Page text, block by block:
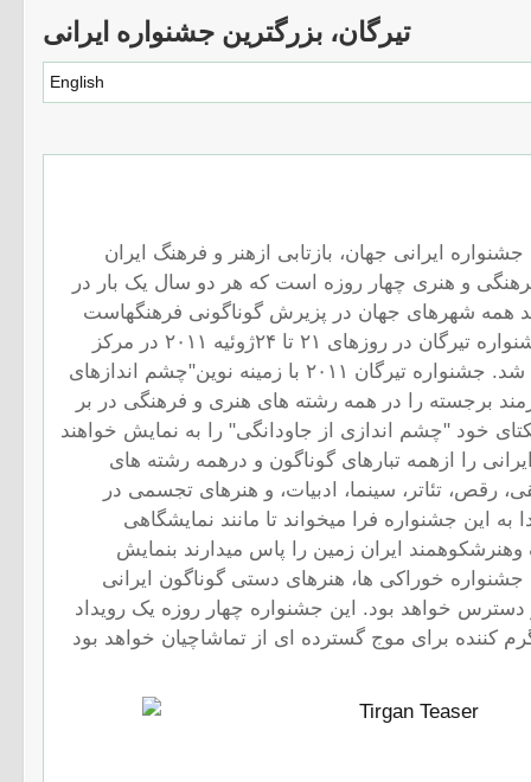
تیرگان، بزرگترین جشنواره ایرانی
English
ایرانی جهان، بازتابی ازهنر و فرهنگ ایران
و هنری چهار روزه است که هر دو سال یک بار در
همه شهرهای جهان در پزیرش گوناگونی فرهنگهاست
برگزار میشود. دور دوم جشنواره تیرگان در روزهای ۲۱ تا ۲۴ژوئیه ۲۰۱۱ در مرکز
هاربر فرانت برگزار خواهد شد. جشنواره تیرگان ۲۰۱۱ با زمینه نوین"چشم اندازهای
بیش از ۱۰۰ هنرمند برجسته را در همه رشته های هنری و فرهنگی در بر
خود "چشم اندازی از جاودانگی" را به نمایش خواهند
را ازهمه تبارهای گوناگون و درهمه رشته های
رقص، تئاتر، سینما، ادبیات، و هنرهای تجسمی در
به این جشنواره فرا میخواند تا مانند نمایشگاهی
وهنرشکوهمند ایران زمین را پاس میدارند بنمایش
جشنواره خوراكى ها، هنرهاى دستى گوناگون ايرانى
خواهد بود. این جشنواره چهار روزه یک رویداد
کننده برای موج گسترده ای از تماشاچیان خواهد بود